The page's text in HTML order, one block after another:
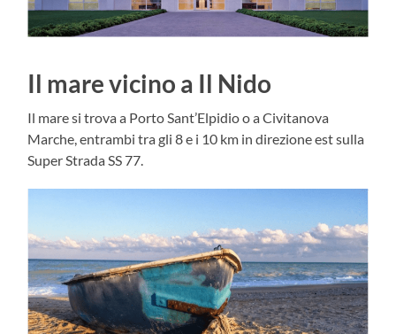
Il mare vicino a Il Nido
Il mare si trova a Porto Sant’Elpidio o a Civitanova
Marche, entrambi tra gli 8 e i 10 km in direzione est sulla
Super Strada SS 77.